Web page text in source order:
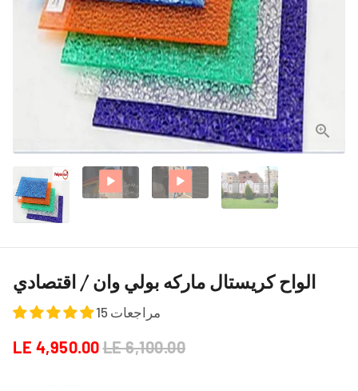
الواح كريستال ماركه بولي وان / اقتصادي
15 مراجعات
LE 4,950.00LE 6,100.00